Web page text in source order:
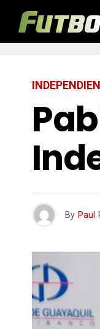
By Paul